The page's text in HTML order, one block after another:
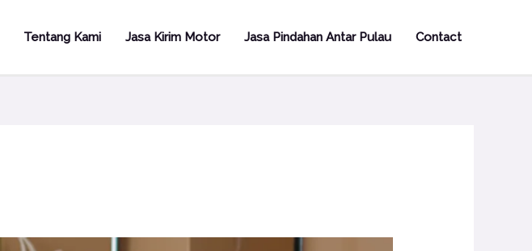
Tentang Kami Jasa Kirim Motor Jasa Pindahan Antar Pulau Contact